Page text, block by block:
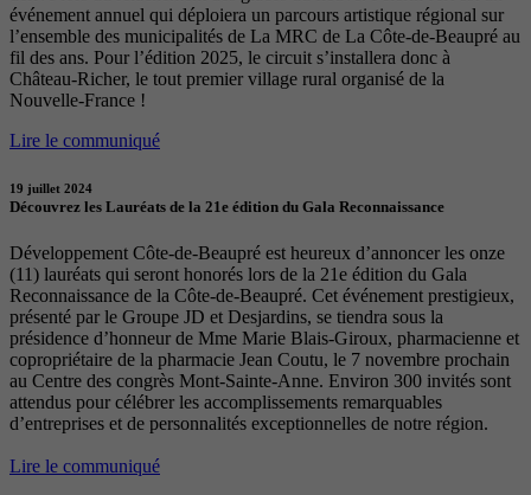
événement annuel qui déploiera un parcours artistique régional sur
l’ensemble des municipalités de La MRC de La Côte-de-Beaupré au
fil des ans. Pour l’édition 2025, le circuit s’installera donc à
Château-Richer, le tout premier village rural organisé de la
Nouvelle-France !
Lire le communiqué
19 juillet 2024
Découvrez les Lauréats de la 21e édition du Gala Reconnaissance
Développement Côte-de-Beaupré est heureux d’annoncer les onze
(11) lauréats qui seront honorés lors de la 21e édition du Gala
Reconnaissance de la Côte-de-Beaupré. Cet événement prestigieux,
présenté par le Groupe JD et Desjardins, se tiendra sous la
présidence d’honneur de Mme Marie Blais-Giroux, pharmacienne et
copropriétaire de la pharmacie Jean Coutu, le 7 novembre prochain
au Centre des congrès Mont-Sainte-Anne. Environ 300 invités sont
attendus pour célébrer les accomplissements remarquables
d’entreprises et de personnalités exceptionnelles de notre région.
Lire le communiqué